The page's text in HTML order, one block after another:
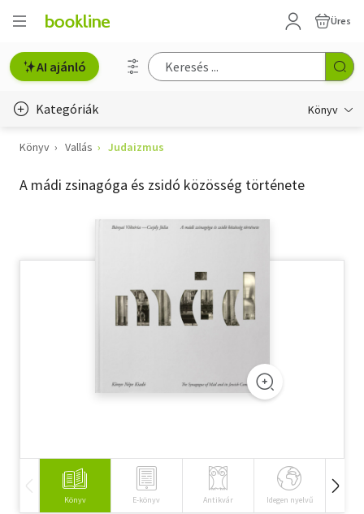
Üres
AI ajánló
Kategóriák Könyv
Életmód, egészség
Erotika
Gyermek- és ifjúsági
Szótár, nyelvkönyv
Társadalomtudomány
Természettudomány
Könyv Vallás Judaizmus
A mádi zsinagóga és zsidó közösség története
Könyv E-könyv Antikvár Idegen nyelvű